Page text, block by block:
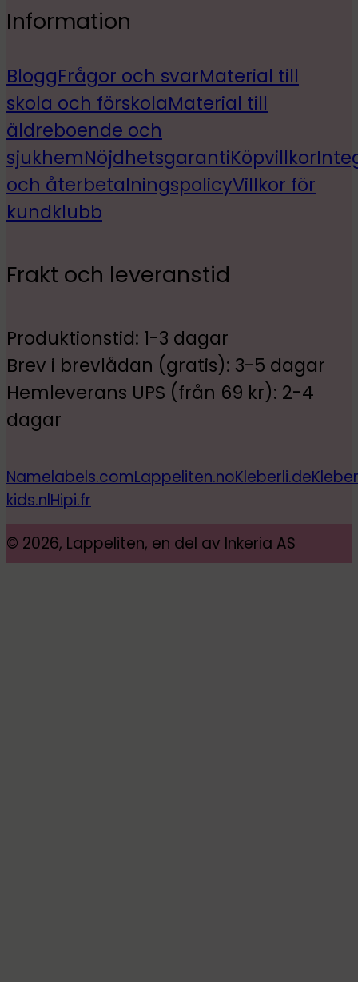
Information
BloggFrågor och svarMaterial till
skola och förskolaMaterial till
äldreboende och
sjukhemNöjdhetsgarantiKöpvillkor
och återbetalningspolicyVillkor för
kundklubb
Frakt och leveranstid
Produktionstid: 1-3 dagar
Brev i brevlådan (gratis): 3-5 dagar
Hemleverans UPS (från 69 kr): 2-4
dagar
Namelabels.comLappeliten.noKleberli.de
kids.nlHipi.fr
© 2026, Lappeliten, en del av Inkeria AS